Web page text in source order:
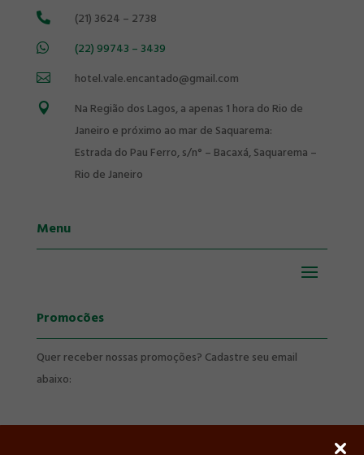
 (21) 3624 – 2738
 (22) 99743 – 3439
 hotel.vale.encantado@gmail.com

Na Região dos Lagos, a apenas 1 hora do Rio de
Janeiro e próximo ao mar de Saquarema:
Estrada do Pau Ferro, s/n° – Bacaxá, Saquarema –
Rio de Janeiro
Menu
Promocões
Quer receber nossas promoções? Cadastre seu email
abaixo: